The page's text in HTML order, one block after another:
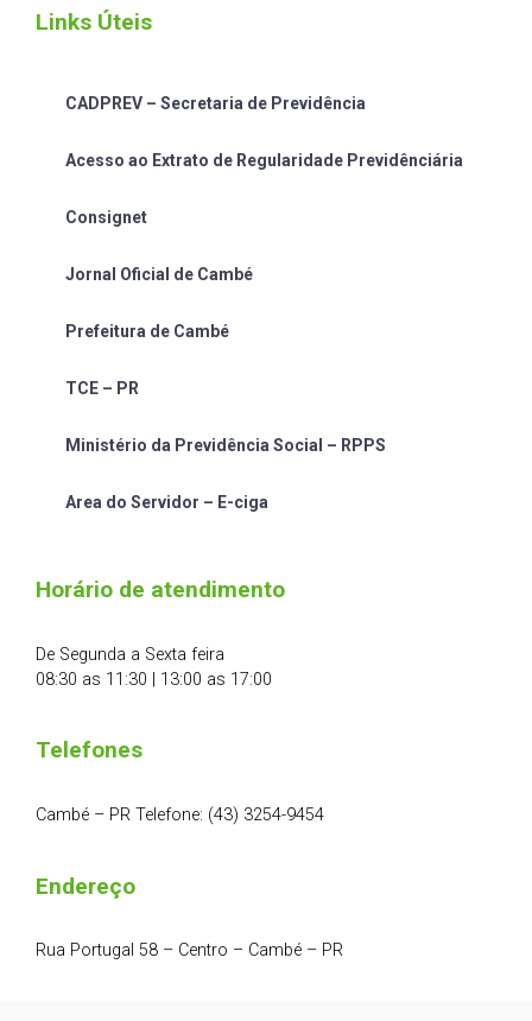
Links Úteis
CADPREV – Secretaria de Previdência
Acesso ao Extrato de Regularidade Previdênciária
Consignet
Jornal Oficial de Cambé
Prefeitura de Cambé
TCE – PR
Ministério da Previdência Social – RPPS
Area do Servidor – E-ciga
Horário de atendimento
De Segunda a Sexta feira
08:30 as 11:30 | 13:00 as 17:00
Telefones
Cambé – PR Telefone: (43) 3254-9454
Endereço
Rua Portugal 58 – Centro – Cambé – PR